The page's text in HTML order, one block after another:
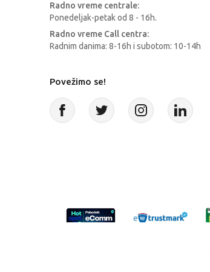
Radno vreme centrale:
Ponedeljak-petak od 8 - 16h.
Radno vreme Call centra:
Radnim danima: 8-16h i subotom: 10-14h
Povežimo se!